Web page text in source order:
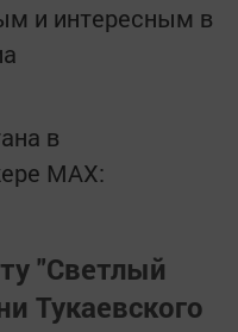
и интересным в
в
MАХ:
"Светлый
Тукаевского